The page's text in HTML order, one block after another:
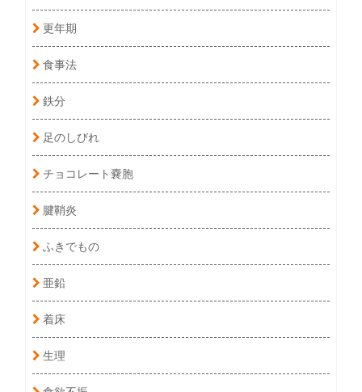
更年期
食事法
鉄分
足のしびれ
チョコレート嚢胞
腱鞘炎
ふきでもの
亜鉛
着床
生理